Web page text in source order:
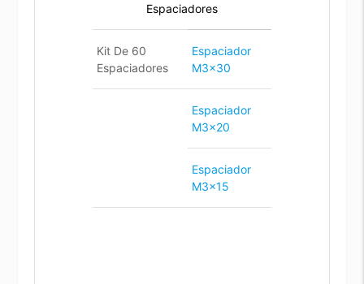
Espaciadores
Kit De 60
Espaciadores
Espaciador
M3x30
Espaciador
M3x20
Espaciador
M3x15